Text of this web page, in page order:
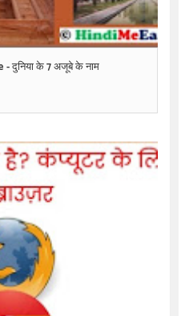
दुनिया के 7 अजूबे के नाम